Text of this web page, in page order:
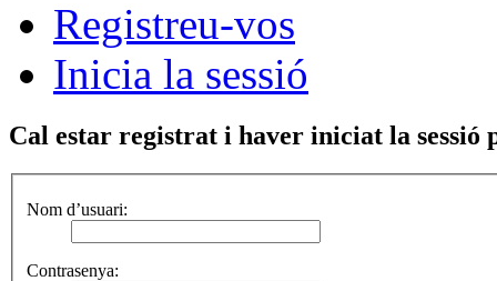
Registreu-vos
Inicia la sessió
Cal estar registrat i haver iniciat la
Nom d’usuari:
Contrasenya: